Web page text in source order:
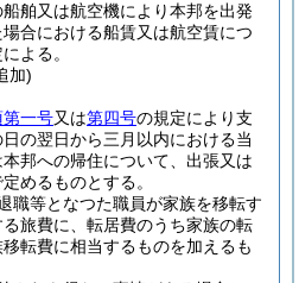
舶又は航空機により本邦を出発
合における船賃又は航空賃につ
よる。
加)
一号又は第四号の規定により支
の翌日から三月以内における当
邦への帰住について、出張又は
めるものとする。
職等となつた職員が家族を移転す
る旅費に、転居費のうち家族の転
転費に相当するものを加えるも